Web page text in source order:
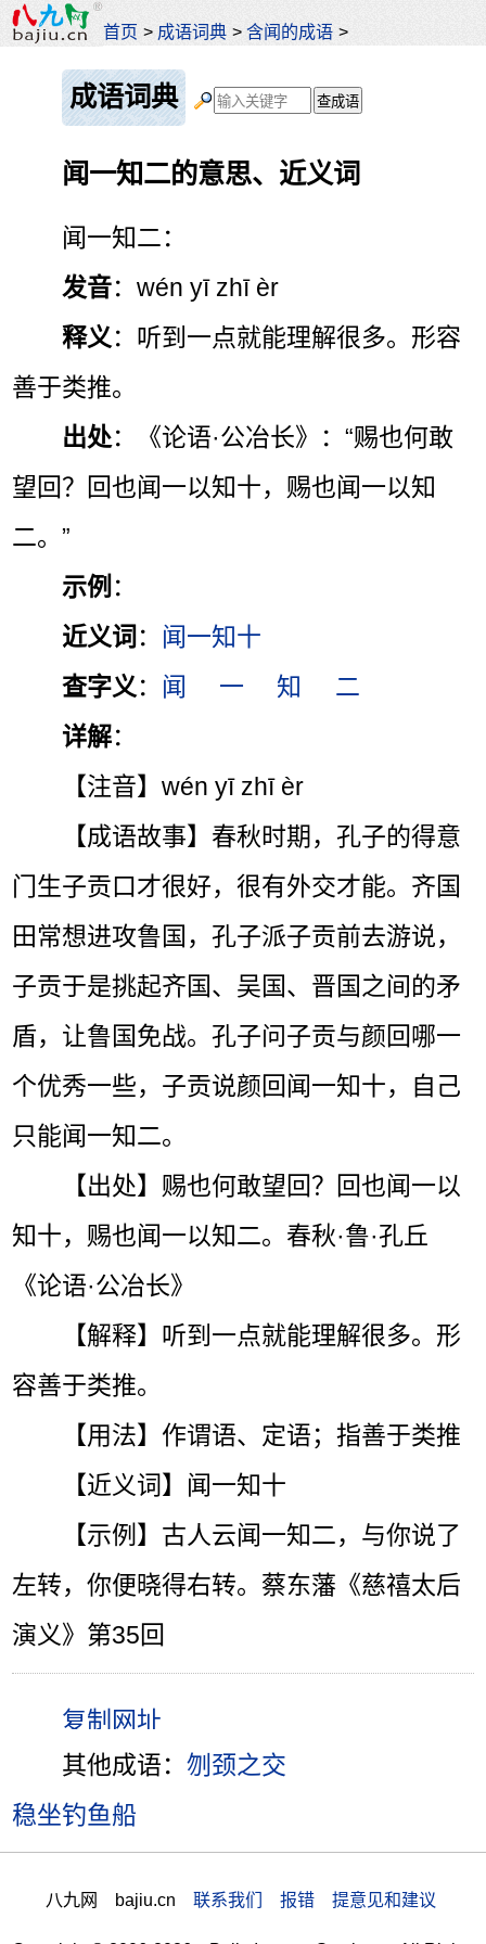
首页 > 成语词典 >含闻的成语 >
成语词典
闻一知二的意思、近义词
闻一知二：
发音：wén yī zhī èr
释义 ：听到一点就能理解很多。形容
善于类推。
出处：《论语·公冶长》：“赐也何敢
望回？回也闻一以知十，赐也闻一以知
二。”
示例 ：
近义词 ： 闻一知十
查字义 ： 闻 一 知
二
详解：
【注音】wén yī zhī èr
【成语故事】春秋时期，孔子的得意
门生子贡口才很好，很有外交才能。齐国
田常想进攻鲁国，孔子派子贡前去游说，
子贡于是挑起齐国、吴国、晋国之间的矛
盾，让鲁国免战。孔子问子贡与颜回哪一
个优秀一些，子贡说颜回闻一知十，自己
只能闻一知二。
【出处】赐也何敢望回？回也闻一以
知十，赐也闻一以知二。春秋·鲁·孔丘
《论语·公冶长》
【解释】听到一点就能理解很多。形
容善于类推。
【用法】作谓语、定语；指善于类推
【近义词】闻一知十
【示例】古人云闻一知二，与你说了
左转，你便晓得右转。蔡东藩《慈禧太后
演义》第35回
其他成语：刎颈之交
稳坐钓鱼船
八九网 bajiu.cn 联系我们 报错 提意见和建议